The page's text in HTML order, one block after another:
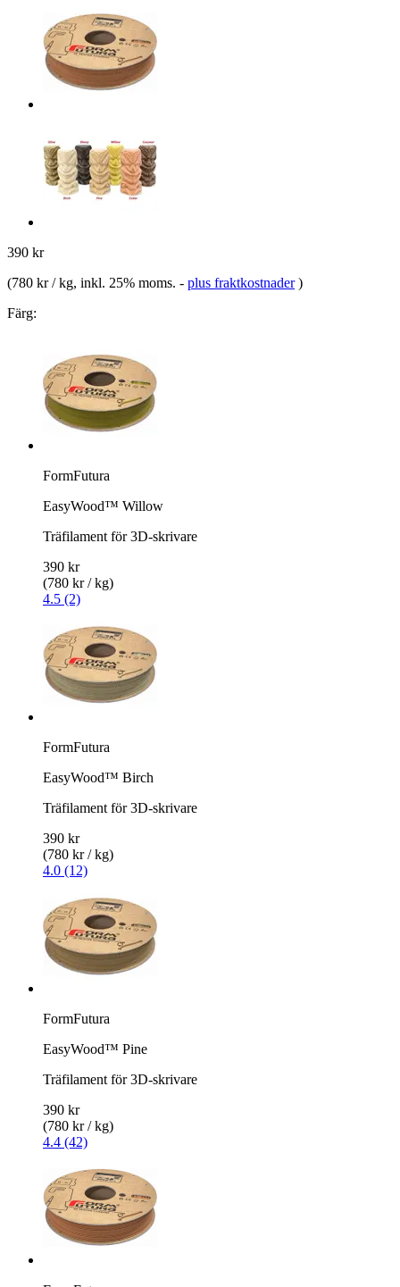
390 kr
(780 kr / kg, inkl. 25% moms. - plus fraktkostnader )
Färg:
FormFutura
EasyWood™ Willow
Träfilament för 3D-skrivare
390 kr
(780 kr / kg)
4.5 (2)
FormFutura
EasyWood™ Birch
Träfilament för 3D-skrivare
390 kr
(780 kr / kg)
4.0 (12)
FormFutura
EasyWood™ Pine
Träfilament för 3D-skrivare
390 kr
(780 kr / kg)
4.4 (42)